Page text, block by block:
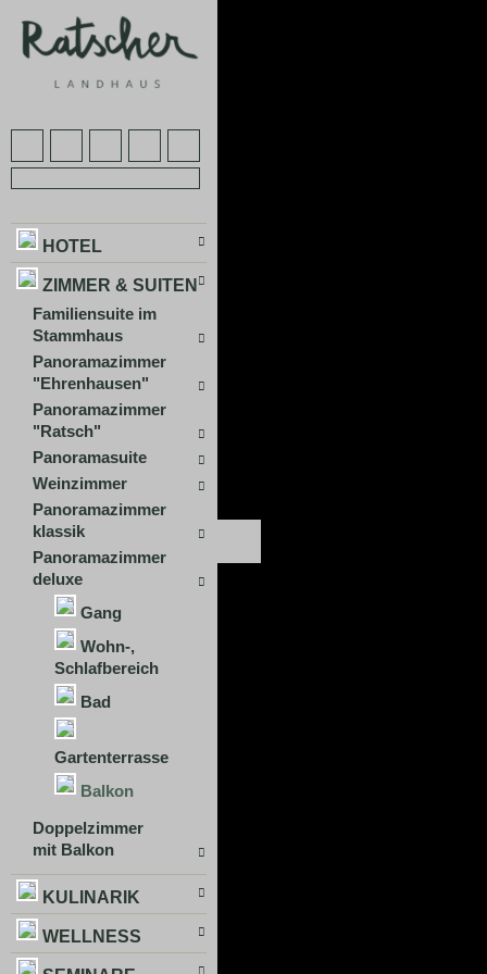
HOTEL
ZIMMER & SUITEN
Familiensuite im
Stammhaus
Panoramazimmer
"Ehrenhausen"
Panoramazimmer
"Ratsch"
Panoramasuite
Weinzimmer
Panoramazimmer
klassik
Panoramazimmer
deluxe
Gang
Wohn-,
Schlafbereich
Bad
Gartenterrasse
Balkon
Doppelzimmer
mit Balkon
KULINARIK
WELLNESS